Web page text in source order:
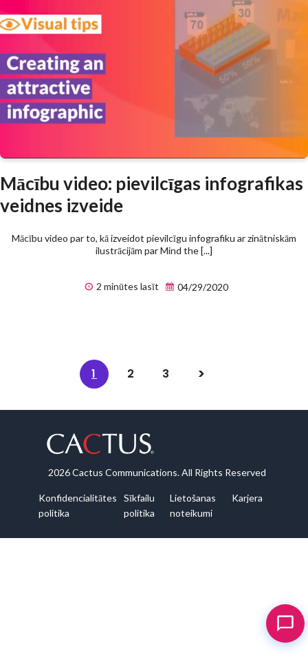
Mācību video: pievilcīgas infografikas
veidnes izveide
Mācību video par to, kā izveidot pievilcīgu infografiku ar zinātniskām
ilustrācijām par Mind the [...]
2 minūtes lasīt 04/29/2020
1 2 3
2026 Cactus Communications. All Rights Reserved
Konfidencialitātes
politika
Sīkfailu
politika
Lietošanas
noteikumi
Karjera